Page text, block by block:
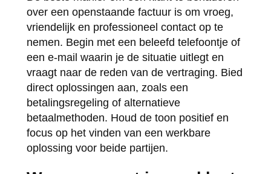
over een openstaande factuur is om vroeg,
vriendelijk en professioneel contact op te
nemen. Begin met een beleefd telefoontje of
een e-mail waarin je de situatie uitlegt en
vraagt naar de reden van de vertraging. Bied
direct oplossingen aan, zoals een
betalingsregeling of alternatieve
betaalmethoden. Houd de toon positief en
focus op het vinden van een werkbare
oplossing voor beide partijen.